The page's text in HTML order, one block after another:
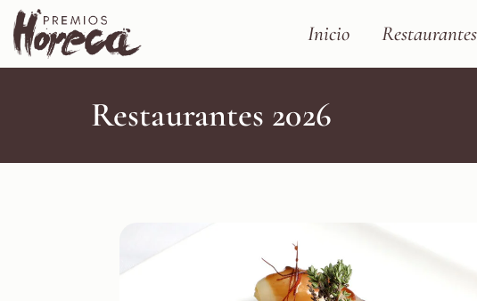
Inicio Restaurantes
Restaurantes 2026